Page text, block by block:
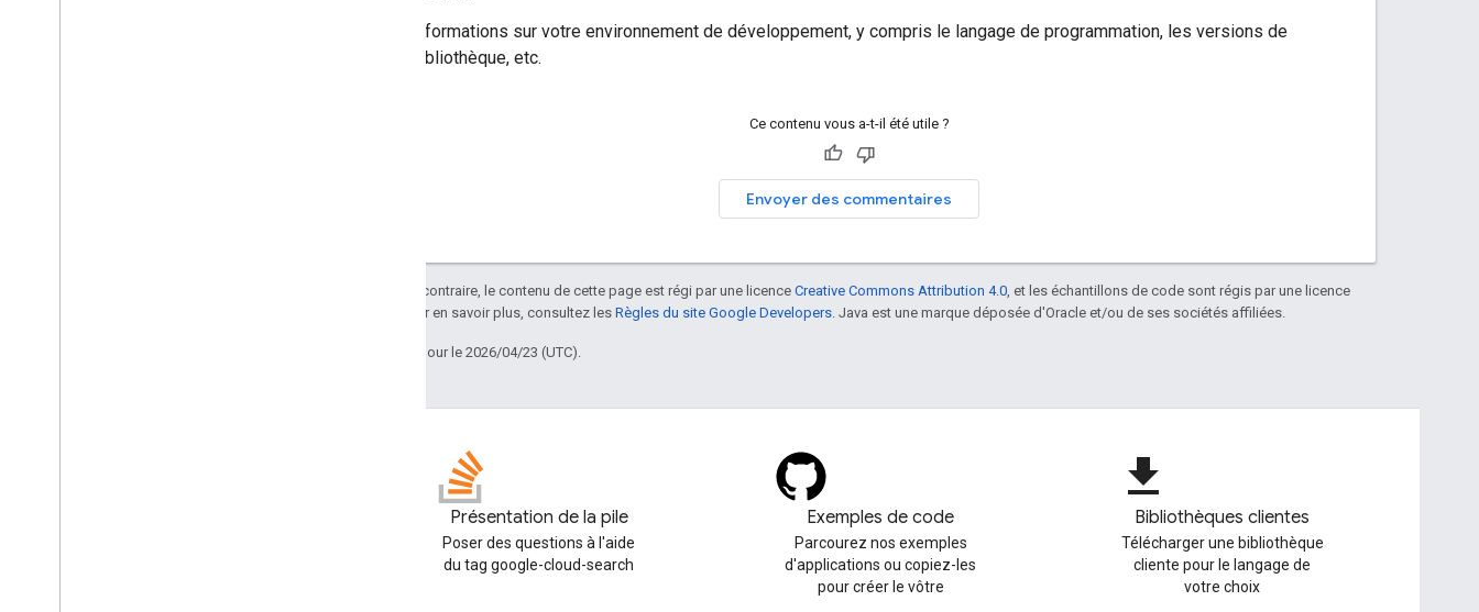
Informations sur votre environnement de développement, y compris le langage de programmation, les versions de
bibliothèque, etc.
Ce contenu vous a-t-il été utile ?
Envoyer des commentaires
Sauf indication contraire, le contenu de cette page est régi par une licence Creative Commons Attribution 4.0 , et les échantillons de code sont régis par une licence
. Pour en savoir plus, consultez les Règles du site Google Developers . Java est une marque déposée d'Oracle et/ou de ses sociétés affiliées.
Dernière mise à jour le 2026/04/23 (UTC).
Présentation de la pile
Poser des questions à l'aide
du tag google-cloud-search
Exemples de code
Parcourez nos exemples
d'applications ou copiez-les
pour créer le vôtre
file_download
Bibliothèques clientes
Télécharger une bibliothèque
cliente pour le langage de
votre choix